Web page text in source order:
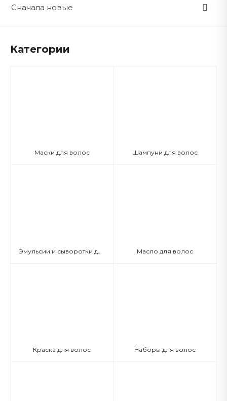
Сначала новые
Категории
Маски для волос Шампуни для волос
Масло для волос
Краска для волос Наборы для волос